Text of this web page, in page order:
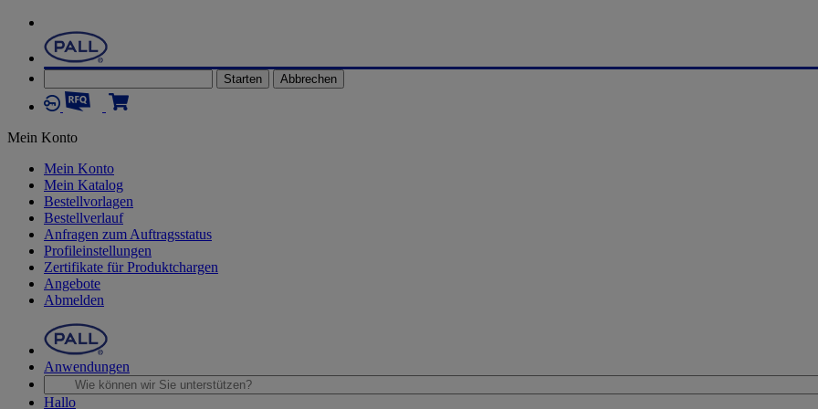
Starten Abbrechen
Mein Konto
Mein Konto
Mein Katalog
Bestellvorlagen
Bestellverlauf
Anfragen zum Auftragsstatus
Profileinstellungen
Zertifikate für Produktchargen
Angebote
Abmelden
Anwendungen
Hallo